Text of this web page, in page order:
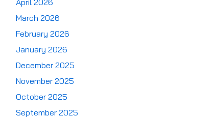
April 2026
March 2026
February 2026
January 2026
December 2025
November 2025
October 2025
September 2025